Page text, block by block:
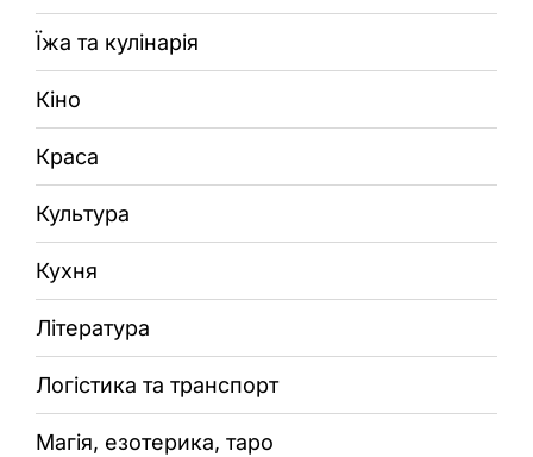
Їжа та кулінарія
Кіно
Краса
Культура
Кухня
Література
Логістика та транспорт
Магія, езотерика, таро